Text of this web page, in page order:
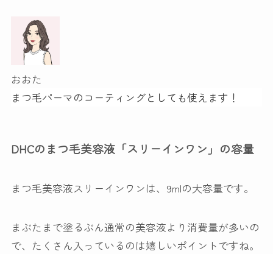
おおた
まつ毛パーマのコーティングとしても使えます！
DHCのまつ毛美容液「スリーインワン」の容量
まつ毛美容液スリーインワンは、 9mlの大容量です。
まぶたまで塗るぶん通常の美容液より消費量が多いの
で、たくさん入っているのは嬉しいポイントですね。